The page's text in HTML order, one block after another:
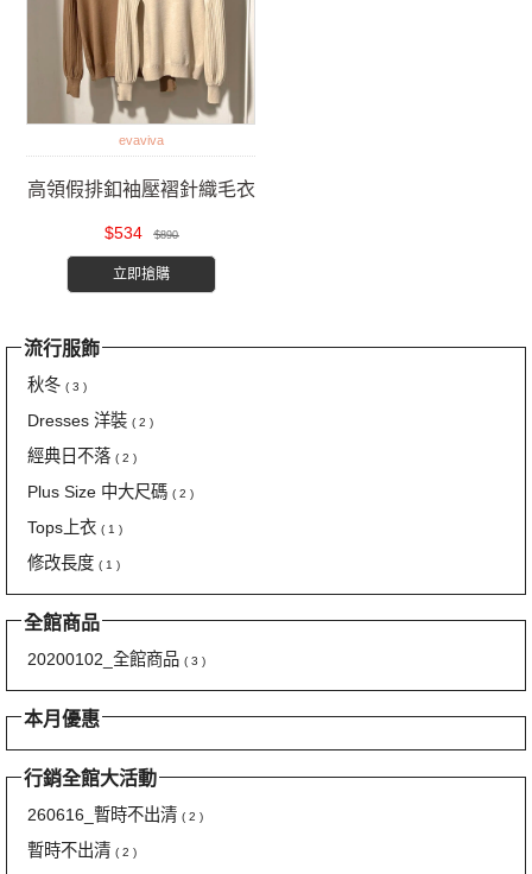
evaviva
高領假排釦袖壓褶針織毛衣
$534 $890
立即搶購
流行服飾
秋冬 ( 3 )
Dresses 洋裝 ( 2 )
經典日不落 ( 2 )
Plus Size 中大尺碼 ( 2 )
Tops上衣 ( 1 )
修改長度 ( 1 )
全館商品
20200102_全館商品 ( 3 )
本月優惠
行銷全館大活動
260616_暫時不出清 ( 2 )
暫時不出清 ( 2 )